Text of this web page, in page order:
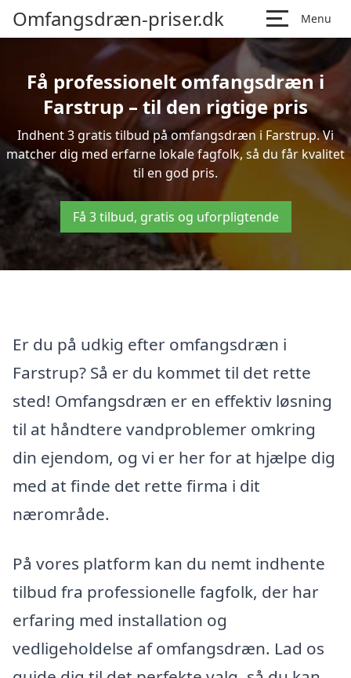
Omfangsdræn-priser.dk Menu
Få professionelt omfangsdræn i
Farstrup – til den rigtige pris
Indhent 3 gratis tilbud på omfangsdræn i Farstrup. Vi
matcher dig med erfarne lokale fagfolk, så du får kvalitet
til en god pris.
Få 3 tilbud, gratis og uforpligtende
Er du på udkig efter omfangsdræn i
Farstrup? Så er du kommet til det rette
sted! Omfangsdræn er en effektiv løsning
til at håndtere vandproblemer omkring
din ejendom, og vi er her for at hjælpe dig
med at finde det rette firma i dit
nærområde.
På vores platform kan du nemt indhente
tilbud fra professionelle fagfolk, der har
erfaring med installation og
vedligeholdelse af omfangsdræn. Lad os